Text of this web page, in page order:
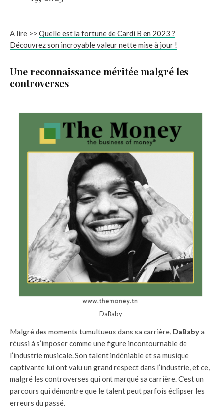
A lire >> Quelle est la fortune de Cardi B en 2023 ?
Découvrez son incroyable valeur nette mise à jour !
Une reconnaissance méritée malgré les
controverses
DaBaby
Malgré des moments tumultueux dans sa carrière, DaBabya
réussi à s’imposer comme une figure incontournable de
l’industrie musicale. Son talent indéniable et sa musique
captivante lui ont valu un grand respect dans l’industrie, et ce,
malgré les controverses qui ont marqué sa carrière. C’est un
parcours qui démontre que le talent peut parfois éclipser les
erreurs du passé.